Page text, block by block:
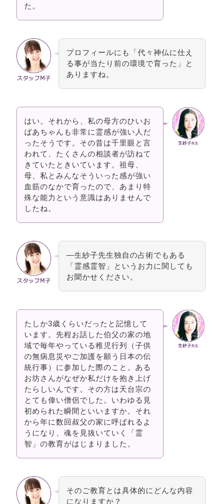
た。
プロフィールにも「代々神仏に仕え
る事が当たり前の環境で育った」と
ありますね。
はい。それから、私の母方のひいお
ばあちゃんも非常に霊感が強い人だ
ったそうです。その昔は千里眼と言
われて、たくさんの相談者が訪ねて
きていたときいています。祖母、
母、私とみんなそういった感が強い
血筋のなかで育ったので、あまり特
殊な能力という意識はありませんで
したね。
―生紗子先生独自の占術でもある
「霊感霊智」というお力に関しても
お聞かせください。
たしか3歳くらいだったと記憶して
います。先程お話した伯父の家の地
域で毎年やっている稚児行列（子供
の無病息災やご加護を願う日本の伝
統行事）に参加した際のこと。ある
お坊さんがなぜか私だけを抱き上げ
たらしいんです。その方は天台宗の
とても偉い僧侶でした。いわゆる見
初められた瞬間といいますか。それ
から年に数回叔父の家に呼ばれるよ
うになり、魂を見抜いていく「霊
智」の教育がはじまりました。
そのご教育とは具体的にどんな内容
になりますか？